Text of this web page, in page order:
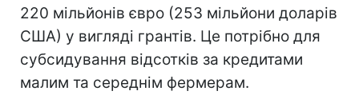
220 мільйонів євро (253 мільйони доларів
США) у вигляді грантів. Це потрібно для
субсидування відсотків за кредитами
малим та середнім фермерам.